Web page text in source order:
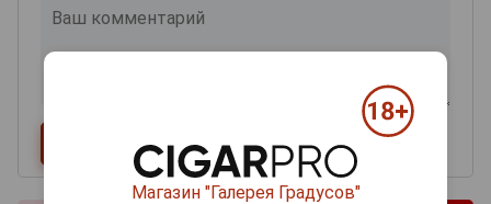
Магазин "Галерея Градусов"